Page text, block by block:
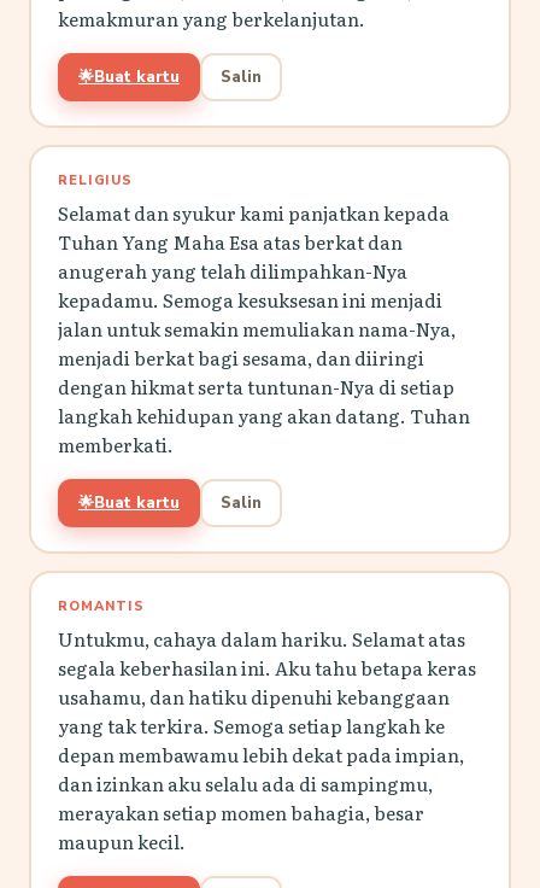
kemakmuran yang berkelanjutan.
🌟Buat kartu Salin
RELIGIUS
Selamat dan syukur kami panjatkan kepada
Tuhan Yang Maha Esa atas berkat dan
anugerah yang telah dilimpahkan-Nya
kepadamu. Semoga kesuksesan ini menjadi
jalan untuk semakin memuliakan nama-Nya,
menjadi berkat bagi sesama, dan diiringi
dengan hikmat serta tuntunan-Nya di setiap
langkah kehidupan yang akan datang. Tuhan
memberkati.
🌟Buat kartu Salin
ROMANTIS
Untukmu, cahaya dalam hariku. Selamat atas
segala keberhasilan ini. Aku tahu betapa keras
usahamu, dan hatiku dipenuhi kebanggaan
yang tak terkira. Semoga setiap langkah ke
depan membawamu lebih dekat pada impian,
dan izinkan aku selalu ada di sampingmu,
merayakan setiap momen bahagia, besar
maupun kecil.